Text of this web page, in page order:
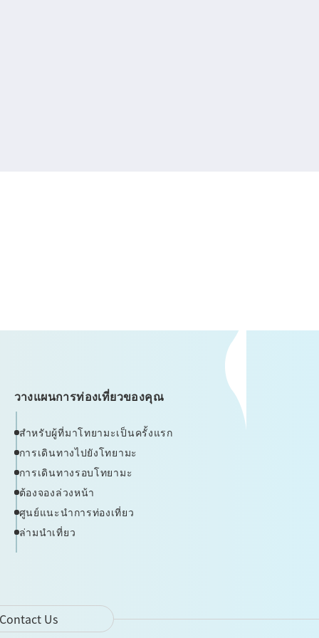
วางแผนการท่องเที่ยวของคุณ
สำหรับผู้ที่มาโทยามะเป็นครั้งแรก
การเดินทางไปยังโทยามะ
การเดินทางรอบโทยามะ
ต้องจองล่วงหน้า
ศูนย์แนะนำการท่องเที่ยว
ล่ามนำเที่ยว
Contact Us